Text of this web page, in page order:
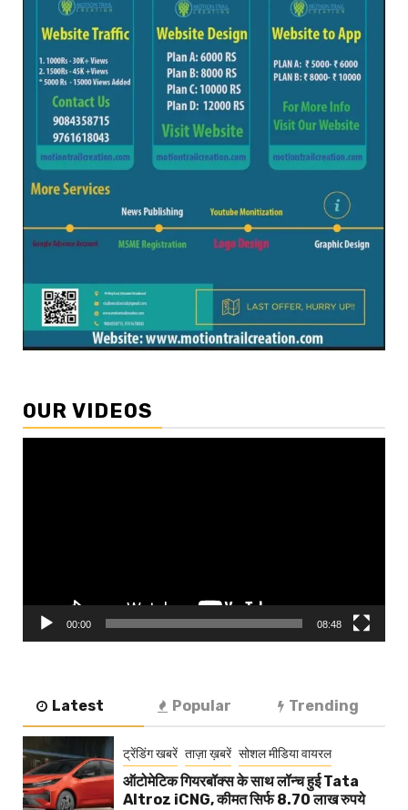
OUR VIDEOS
00:00 08:48
Latest Popular Trending
ट्रेंडिंग खबरें ताज़ा ख़बरें सोशल मीडिया वायरल
ऑटोमेटिक गियरबॉक्स के साथ लॉन्च हुई Tata
Altroz iCNG, कीमत सिर्फ 8.70 लाख रुपये